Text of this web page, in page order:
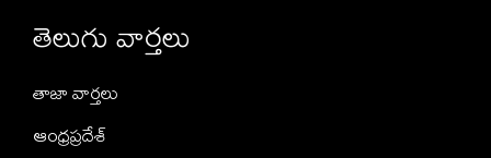
తెలుగు వార్తలు
తాజా వార్తలు
ఆంధ్రప్రదేశ్